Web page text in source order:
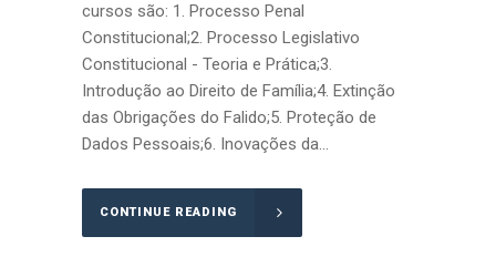
cursos são: 1. Processo Penal
Constitucional;2. Processo Legislativo
Constitucional - Teoria e Prática;3.
Introdução ao Direito de Família;4. Extinção
das Obrigações do Falido;5. Proteção de
Dados Pessoais;6. Inovações da...
CONTINUE READING